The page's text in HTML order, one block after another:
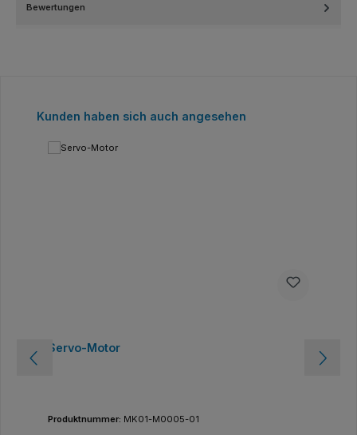
Bewertungen
Produktgalerie überspringen
Kunden haben sich auch angesehen
Servo-Motor
Produktnummer: MK01-M0005-01